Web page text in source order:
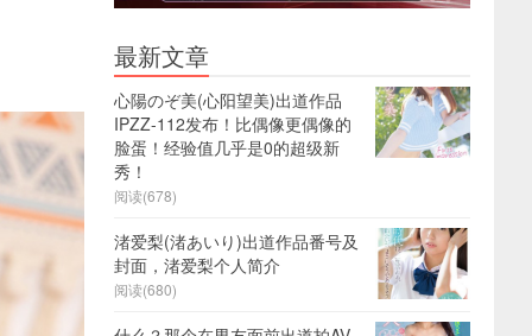
最新文章
心陽のぞ美(心阳望美)出道作品
IPZZ-112发布！比偶像更偶像的
脸蛋！经验值几乎是0的超级新
秀！
阅读(678)
渚爱梨(渚あいり)出道作品番号及
封面，渚爱梨个人简介
阅读(680)